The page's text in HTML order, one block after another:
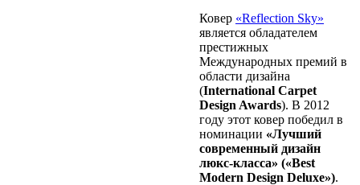
Ковер «Reflection Sky»
является обладателем
престижных
Международных премий в
области дизайна
(International Carpet
Design Awards). В 2012
году этот ковер победил в
номинации «Лучший
современный дизайн
люкс-класса» («Best
Modern Design Deluxe»).